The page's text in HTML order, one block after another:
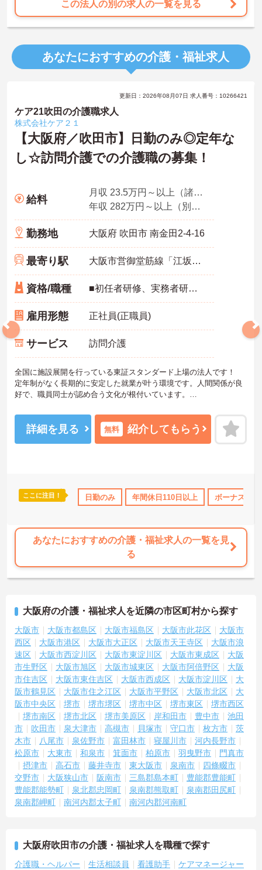
この法人の別の求人の一覧を見る
あなたにおすすめの介護・福祉求人
研修制度あり 産休･育休･介護休暇取得実績あり 社会保険完備
更新日：2026年08月07日 求人番号：10266421
ケア21吹田の介護職求人
株式会社ケア２１
【大阪府／吹田市】日勤のみ◎定年な
し☆訪問介護での介護職の募集！
給料
月収 23.5万円～以上（諸手当込み）
年収 282万円～以上（別途賞与付与）
勤務地 大阪府 吹田市 南金田2-4-16
最寄り駅 大阪市営御堂筋線「江坂駅」徒歩15分
資格/職種 ■初任者研修、実務者研修のいずれかをお持ちの方 ■訪問介護のご経験(年数問わず)あれば尚可
雇用形態 正社員(正職員)
サービス 訪問介護
全国に施設展開を行っている東証スタンダード上場の法人です！
定年制がなく長期的に安定した就業が叶う環境です。人間関係が良
好で、職員同士が認め合う文化が根付いています。
しますのでお気軽にご相談ください！
詳細を見る 無料 紹介してもらう
ここに注目！ 日勤のみ 年間休日110日以上 ボーナス・
あなたにおすすめの介護・福祉求人の一覧を見
る
大阪府の介護・福祉求人を近隣の市区町村から探す
大阪市 大阪市都島区 大阪市福島区 大阪市此花区
大阪市
西区
大阪市港区 大阪市大正区 大阪市天王寺区
大阪市浪
速区
大阪市西淀川区 大阪市東淀川区 大阪市東成区
大阪
市生野区
大阪市旭区 大阪市城東区 大阪市阿倍野区
大阪
市住吉区
大阪市東住吉区 大阪市西成区 大阪市淀川区
大
阪市鶴見区
大阪市住之江区 大阪市平野区 大阪市北区
大
阪市中央区
堺市 堺市堺区 堺市中区 堺市東区
堺市西区
堺市南区
堺市北区 堺市美原区 岸和田市 豊中市
池田
市
吹田市 泉大津市 高槻市 貝塚市 守口市 枚方市
茨
木市
八尾市 泉佐野市 富田林市 寝屋川市
河内長野市
松原市
大東市 和泉市 箕面市 柏原市 羽曳野市
門真市
摂津市
高石市 藤井寺市 東大阪市 泉南市
四條畷市
交野市
大阪狭山市 阪南市 三島郡島本町
豊能郡豊能町
豊能郡能勢町
泉北郡忠岡町 泉南郡熊取町
泉南郡田尻町
泉南郡岬町
南河内郡太子町 南河内郡河南町
大阪府吹田市の介護・福祉求人を職種で探す
介護職・ヘルパー 生活相談員 看護助手
ケアマネージャー